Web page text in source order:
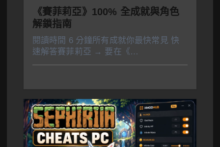
《賽菲莉亞》100% 全成就與角色
解鎖指南
閱讀時間 6 分鐘所有成就你最快常見 快
速解答賽菲莉亞 → 要在《…